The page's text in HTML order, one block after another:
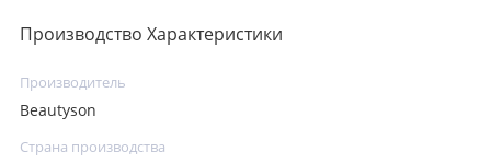
Производство Характеристики
Производитель
Beautyson
Страна производства